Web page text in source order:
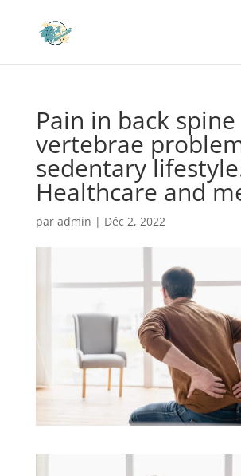
Pain in back spine
vertebrae
sedentary
Healthcare and
par admin | Déc 2, 2022